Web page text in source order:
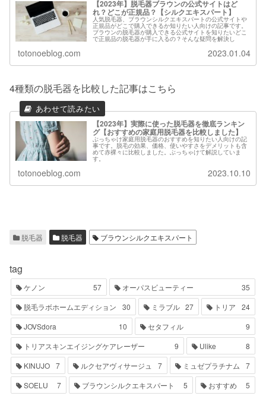
【2023年】脱毛器ブラウンの公式サイトはど
れ？どこが正規品？【シルクエキスパート】
人気脱毛器、ブラウンシルクエキスパートの公式サイトや
正規品がどこで購入できるか知りたい人向けの記事です。
ブラウンの脱毛器が購入できる公式サイトを知りたいどこ
で正規品の脱毛器が手に入るの？そんな疑問を解決し
totonoeblog.com 2023.01.04
4種類の脱毛器を比較した記事はこちら
【2023年】実際に使った脱毛器を徹底ランキン
グ【おすすめの家庭用脱毛器を比較しました】
ぶっちゃけ家庭用脱毛器のおすすめを知りたい人向けの記
事です。脱毛の効果、価格、使いやすさをデメリットも含
めて赤裸々に比較しました。ぶっちゃけて解説していま
す。
totonoeblog.com 2023.10.10
脱毛器 脱毛器 ブラウンシルクエキスパート
tag
ケノン 57 オーパスビューティー
35
脱毛ラボホームエディション
30 ミラブル 27 トリア
24
JOVSdora
10 セタフィル
9
トリアスキンエイジングケアレーザー
9 Ulike
8
KINUJO 7 ルクセアヴィサージュ 7 ミュゼプラチナム
7
SOELU
7 ブラウンシルクエキスパート 5 おすすめ 5